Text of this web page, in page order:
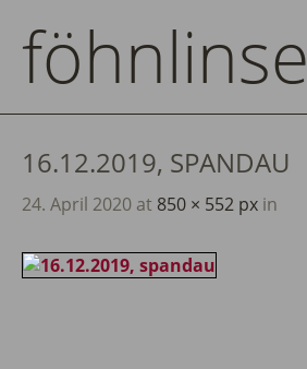
föhnlinse
16.12.2019, SPANDAU
24. April 2020 at 850 × 552 px in